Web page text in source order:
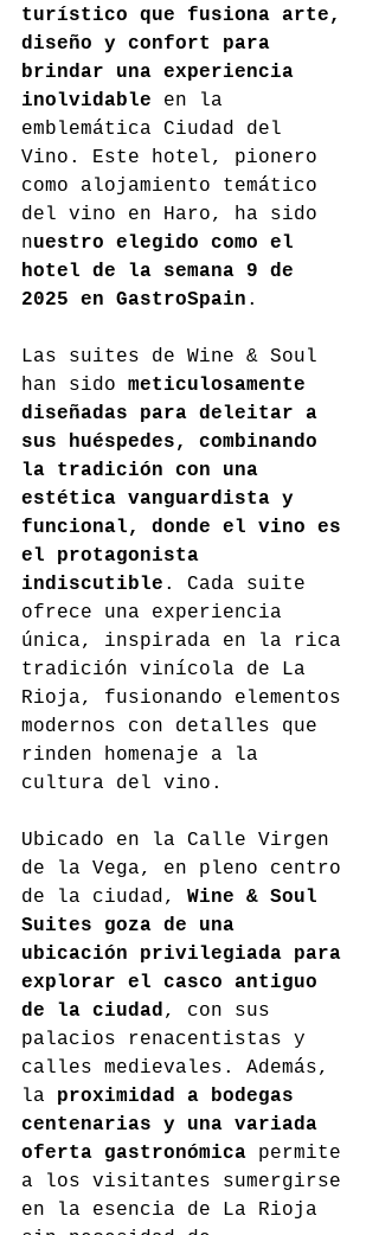
turístico que fusiona arte,
diseño y confort para
brindar una experiencia
inolvidable en la
emblemática Ciudad del
Vino. Este hotel, pionero
como alojamiento temático
del vino en Haro, ha sido
nuestro elegido como el
hotel de la semana 9 de
2025 en GastroSpain .
Las suites de Wine & Soul
han sido meticulosamente
diseñadas para deleitar a
sus huéspedes, combinando
la tradición con una
estética vanguardista y
funcional, donde el vino es
el protagonista
indiscutible . Cada suite
ofrece una experiencia
única, inspirada en la rica
tradición vinícola de La
Rioja, fusionando elementos
modernos con detalles que
rinden homenaje a la
cultura del vino.
Ubicado en la Calle Virgen
de la Vega, en pleno centro
de la ciudad, Wine & Soul
Suites goza de una
ubicación privilegiada para
explorar el casco antiguo
de la ciudad, con sus
palacios renacentistas y
calles medievales. Además,
la proximidad a bodegas
centenarias y una variada
oferta gastronómica permite
a los visitantes sumergirse
en la esencia de La Rioja